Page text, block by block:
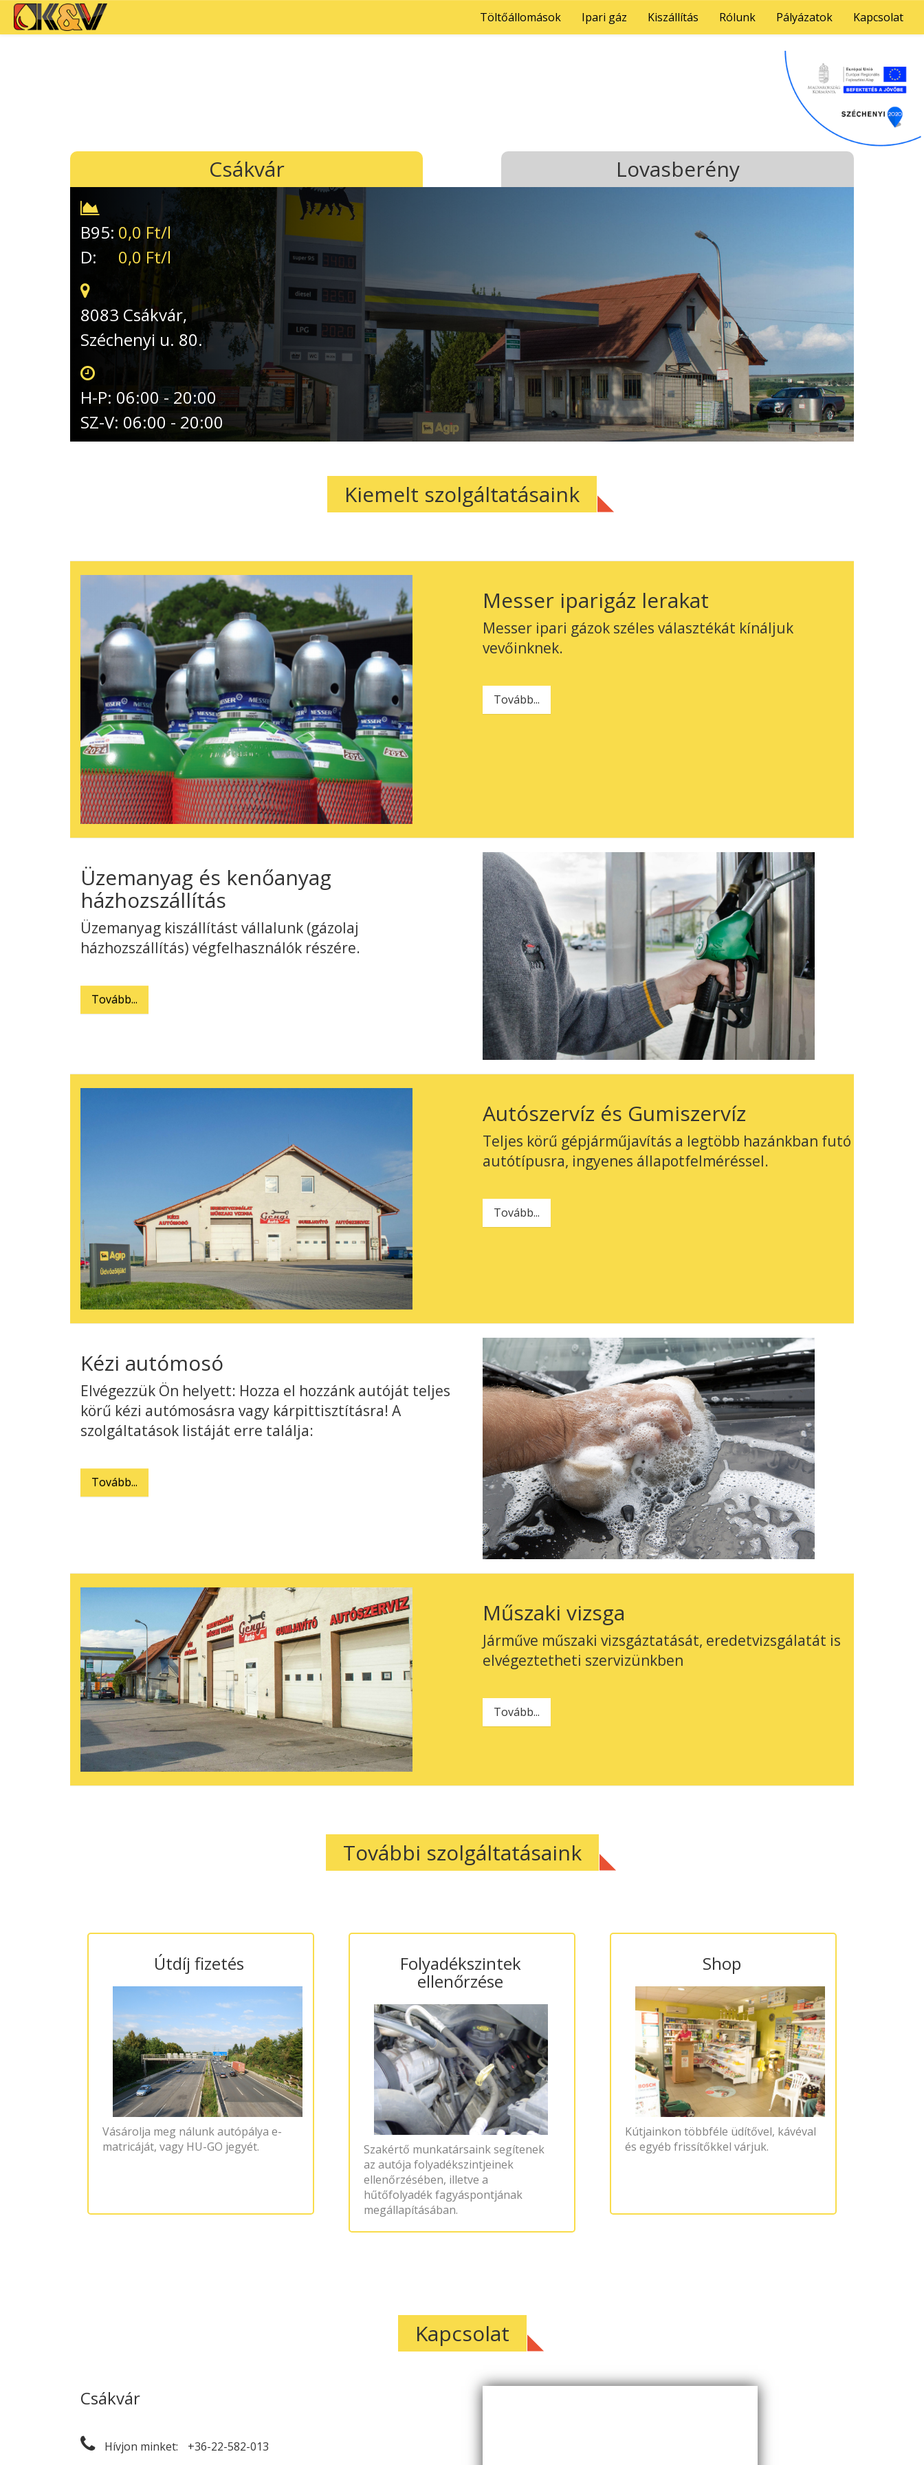
Töltőállomások Ipari gáz Kiszállítás Rólunk Pályázatok Kapcsolat
Csákvár Lovasberény
B95: 0,0 Ft/l
D:
0,0 Ft/l
8083 Csákvár,
Széchenyi u. 80.
H-P: 06:00 - 20:00
SZ-V: 06:00 - 20:00
Kiemelt szolgáltatásaink
Messer iparigáz lerakat
Messer ipari gázok széles választékát kínáljuk
vevőinknek.
Tovább...
Üzemanyag és kenőanyag
házhozszállítás
Üzemanyag kiszállítást vállalunk (gázolaj
házhozszállítás) végfelhasználók részére.
Tovább...
Autószervíz és Gumiszervíz
Teljes körű gépjárműjavítás a legtöbb hazánkban futó
autótípusra, ingyenes állapotfelméréssel.
Tovább...
Kézi autómosó
Elvégezzük Ön helyett: Hozza el hozzánk autóját teljes
körű kézi autómosásra vagy kárpittisztításra! A
szolgáltatások listáját erre találja:
Tovább...
Műszaki vizsga
Járműve műszaki vizsgáztatását, eredetvizsgálatát is
elvégeztetheti szervizünkben
Tovább...
További szolgáltatásaink
Útdíj fizetés
Vásárolja meg nálunk autópálya e-
matricáját, vagy HU-GO jegyét.
Folyadékszintek
ellenőrzése
Szakértő munkatársaink segítenek
az autója folyadékszintjeinek
ellenőrzésében, illetve a
hűtőfolyadék fagyáspontjának
megállapításában.
Shop
Kútjainkon többféle üdítővel, kávéval
és egyéb frissítőkkel várjuk.
Kapcsolat
Csákvár
Hívjon minket: +36-22-582-013